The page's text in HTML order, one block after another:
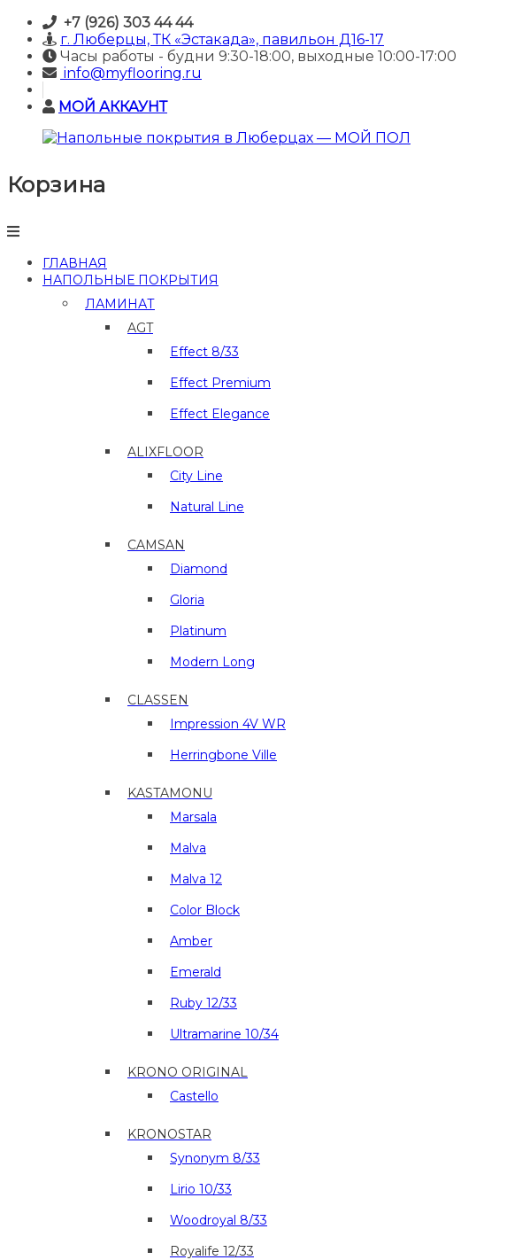
Skip
content
+7 (926) 303 44 44
г. Люберцы, ТК «Эстакада», павильон Д16-17
Часы работы - будни 9:30-18:00, выходные 10:00-17:00
info@myflooring.ru
МОЙ АККАУНТ
Напольные
покрытия
Люберцах
МОЙ
ПОЛ
Корзина
ГЛАВНАЯ
НАПОЛЬНЫЕ ПОКРЫТИЯ
ЛАМИНАТ
AGT
Effect 8/33
Effect Premium
Effect Elegance
ALIXFLOOR
City Line
Natural Line
CAMSAN
Diamond
Gloria
Platinum
Modern Long
CLASSEN
Impression 4V WR
Herringbone Ville
KASTAMONU
Marsala
Malva
Malva 12
Color Block
Amber
Emerald
Ruby 12/33
Ultramarine 10/34
KRONO ORIGINAL
Castello
KRONOSTAR
Synonym 8/33
Lirio 10/33
Woodroyal 8/33
Royalife 12/33